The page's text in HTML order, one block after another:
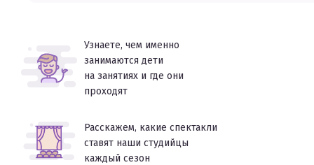
Узнаете, чем именно
занимаются дети
на занятиях и где они
проходят
Расскажем, какие спектакли
ставят наши студийцы
каждый сезон